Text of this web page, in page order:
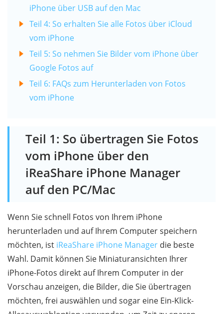
iPhone über USB auf den Mac
Teil 4: So erhalten Sie alle Fotos über iCloud
vom iPhone
Teil 5: So nehmen Sie Bilder vom iPhone über
Google Fotos auf
Teil 6: FAQs zum Herunterladen von Fotos
vom iPhone
Teil 1: So übertragen Sie Fotos
vom iPhone über den
iReaShare iPhone Manager
auf den PC/Mac
Wenn Sie schnell Fotos von Ihrem iPhone
herunterladen und auf Ihrem Computer speichern
möchten, ist iReaShare iPhone Manager die beste
Wahl. Damit können Sie Miniaturansichten Ihrer
iPhone-Fotos direkt auf Ihrem Computer in der
Vorschau anzeigen, die Bilder, die Sie übertragen
möchten, frei auswählen und sogar eine Ein-Klick-